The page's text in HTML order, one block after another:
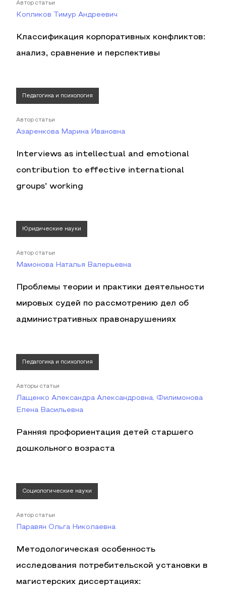
Автор статьи
Копликов Тимур Андреевич
Классификация корпоративных конфликтов:
анализ, сравнение и перспективы
Педагогика и психология
Автор статьи
Азаренкова Марина Ивановна
Interviews as intellectual and emotional
contribution to effective international
groups’ working
Юридические науки
Автор статьи
Мамонова Наталья Валерьевна
Проблемы теории и практики деятельности
мировых судей по рассмотрению дел об
административных правонарушениях
Педагогика и психология
Авторы статьи
Лащенко Александра Александровна, Филимонова
Елена Васильевна
Ранняя профориентация детей старшего
дошкольного возраста
Социологические науки
Автор статьи
Паравян Ольга Николаевна
Методологическая особенность
исследования потребительской установки в
магистерских диссертациях: